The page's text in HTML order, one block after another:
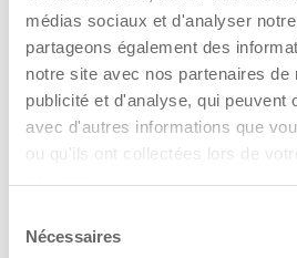
médias sociaux et d'analyser
partageons également des
notre site avec nos partenaires de
publicité et d'analyse, qui peuvent
avec d'autres informations que
ou qu'ils ont collectées lors de
Nécessaires